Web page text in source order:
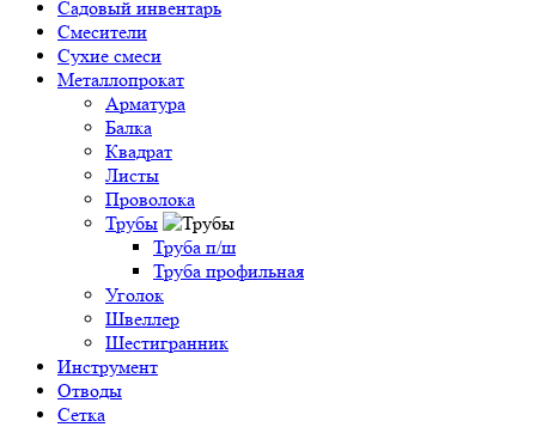
Садовый инвентарь
Смесители
Сухие смеси
Металлопрокат
Арматура
Балка
Квадрат
Листы
Проволока
Трубы
Труба п/ш
Труба профильная
Уголок
Швеллер
Шестигранник
Инструмент
Отводы
Сетка